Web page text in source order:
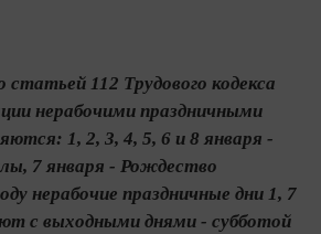
112 Трудового кодекса
нерабочими праздничными
1, 2, 3, 4, 5, 6 и 8 января -
7 января - Рождество
нерабочие праздничные дни 1, 7
с выходными днями - субботой